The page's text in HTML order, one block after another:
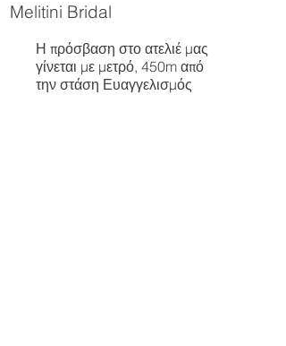
Melitini Bridal
Η πρόσβαση στο ατελιέ μας
γίνεται με μετρό, 450m από
την στάση Ευαγγελισμός